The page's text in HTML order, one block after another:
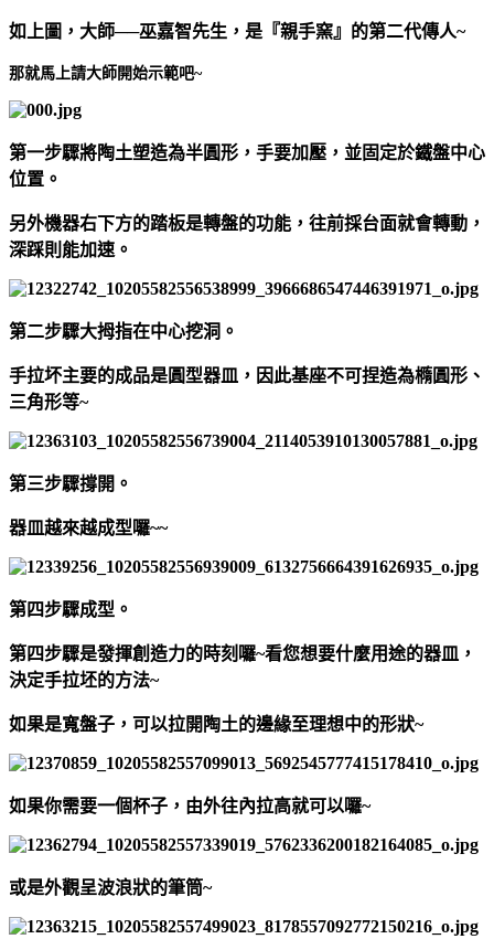
如上圖，大師──巫嘉智先生，是『親手窯』的第二代傳人~
那就馬上請大師開始示範吧~
第一步驟將陶土塑造為半圓形，手要加壓，並固定於鐵盤中心
位置。
另外機器右下方的踏板是轉盤的功能，往前採台面就會轉動，
深踩則能加速。
第二步驟大拇指在中心挖洞。
手拉坏主要的成品是圓型器皿，因此基座不可捏造為橢圓形、
三角形等~
第三步驟撐開。
器皿越來越成型囉~~
第四步驟成型。
第四步驟是發揮創造力的時刻囉~看您想要什麼用途的器皿，
決定手拉坯的方法~
如果是寬盤子，可以拉開陶土的邊緣至理想中的形狀~
如果你需要一個杯子，由外往內拉高就可以囉~
或是外觀呈波浪狀的筆筒~